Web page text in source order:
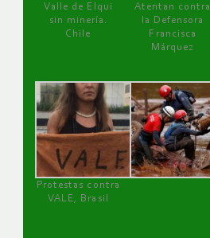
Valle de Elqui
sin minería.
Chile
Atentan contra
la Defensora
Francisca
Márquez
Protestas contra
VALE, Brasil